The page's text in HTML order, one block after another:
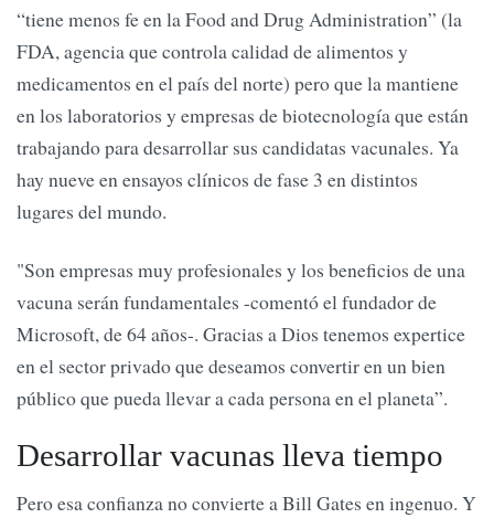
“tiene menos fe en la Food and Drug Administration” (la
FDA, agencia que controla calidad de alimentos y
medicamentos en el país del norte) pero que la mantiene
en los laboratorios y empresas de biotecnología que están
trabajando para desarrollar sus candidatas vacunales. Ya
hay nueve en ensayos clínicos de fase 3 en distintos
lugares del mundo.
"Son empresas muy profesionales y los beneficios de una
vacuna serán fundamentales -comentó el fundador de
Microsoft, de 64 años-. Gracias a Dios tenemos expertice
en el sector privado que deseamos convertir en un bien
público que pueda llevar a cada persona en el planeta”.
Desarrollar vacunas lleva tiempo
Pero esa confianza no convierte a Bill Gates en ingenuo. Y